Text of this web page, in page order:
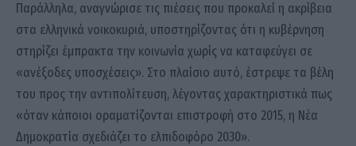
Παράλληλα, αναγνώρισε τις πιέσεις που προκαλεί η ακρίβεια
στα ελληνικά νοικοκυριά, υποστηρίζοντας ότι η κυβέρνηση
στηρίζει έμπρακτα την κοινωνία χωρίς να καταφεύγει σε
«ανέξοδες υποσχέσεις». Στο πλαίσιο αυτό, έστρεψε τα βέλη
του προς την αντιπολίτευση, λέγοντας χαρακτηριστικά πως
«όταν κάποιοι οραματίζονται επιστροφή στο 2015, η Νέα
Δημοκρατία σχεδιάζει το ελπιδοφόρο 2030».